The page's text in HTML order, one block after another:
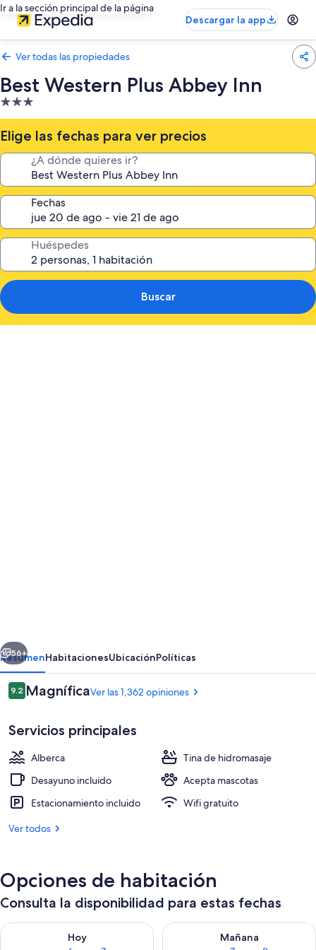
Ir a la sección principal de la página
Descargar la app
Ver todas las propiedades
Best Western Plus Abbey Inn
Propiedad
de
3.0
estrellas
Elige las fechas para ver precios
¿A dónde quieres ir?
Fechas
Huéspedes
Buscar
Inn
Exterior
Siguiente
56+
ResumenHabitacionesUbicaciónPolíticas
Opiniones
9.29.2 de 10,
MagníficaVer las 1,362 opiniones
Servicios principales
Alberca
Tina de hidromasaje
Desayuno incluido
Acepta mascotas
Estacionamiento incluido
Wifi gratuito
Ver todos
Opciones de habitación
Consulta la disponibilidad para estas fechas
Hoy
Consulta la disponibilidad para hoy ago 6 - ago 7
Mañana
Consulta la disponibilidad